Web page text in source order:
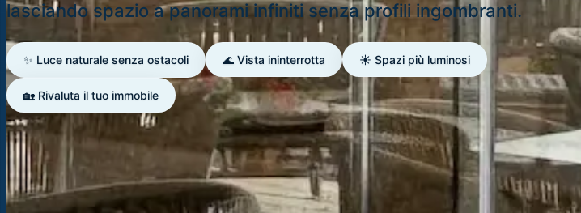
lasciando spazio a panorami infiniti senza profili ingombranti.
✨ Luce naturale senza ostacoli 🌊 Vista ininterrotta ☀️ Spazi più luminosi
🏡 Rivaluta il tuo immobile